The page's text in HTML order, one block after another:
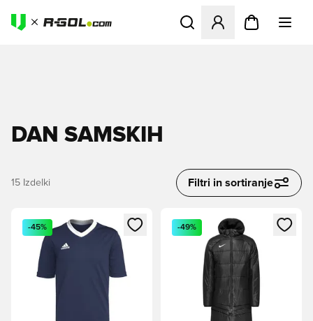
Odpre Modal za prijavo ali
DAN SAMSKIH
15 Izdelki Filtri in sortiranje
Odpre Modal za prijavo ali vpis kot član
-45%
Odpre Modal za prijavo ali
-49%